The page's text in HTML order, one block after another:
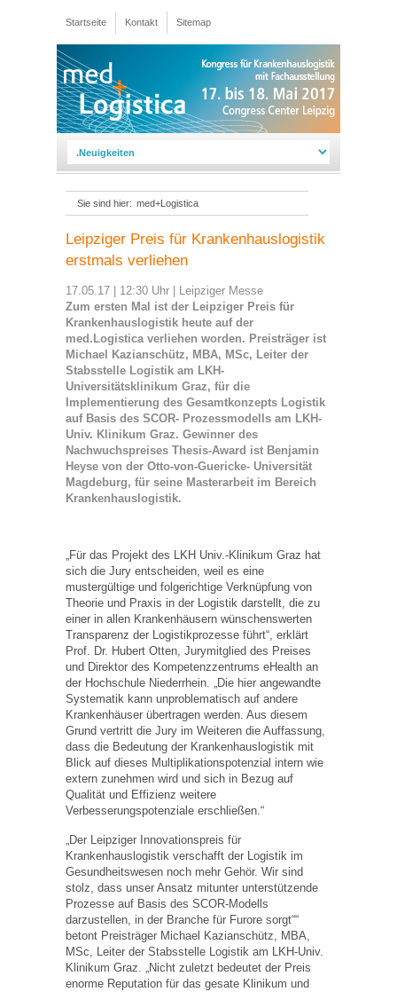
Startseite Kontakt Sitemap
Sie sind hier: med+Logistica
Leipziger Preis für Krankenhauslogistik
erstmals verliehen
17.05.17 | 12:30 Uhr
Leipziger Messe
Zum ersten Mal ist der Leipziger Preis für
Krankenhauslogistik heute auf der
med.Logistica verliehen worden. Preisträger ist
Michael Kazianschütz, MBA, MSc, Leiter der
Stabsstelle Logistik am LKH-
Universitätsklinikum Graz, für die
Implementierung des Gesamtkonzepts Logistik
auf Basis des SCOR- Prozessmodells am LKH-
Univ. Klinikum Graz. Gewinner des
Nachwuchspreises Thesis-Award ist Benjamin
Heyse von der Otto-von-Guericke- Universität
Magdeburg, für seine Masterarbeit im Bereich
Krankenhauslogistik.
„Für das Projekt des LKH Univ.-Klinikum Graz hat
sich die Jury entscheiden, weil es eine
mustergültige und folgerichtige Verknüpfung von
Theorie und Praxis in der Logistik darstellt, die zu
einer in allen Krankenhäusern wünschenswerten
Transparenz der Logistikprozesse führt“, erklärt
Prof. Dr. Hubert Otten, Jurymitglied des Preises
und Direktor des Kompetenzzentrums eHealth an
der Hochschule Niederrhein. „Die hier angewandte
Systematik kann unproblematisch auf andere
Krankenhäuser übertragen werden. Aus diesem
Grund vertritt die Jury im Weiteren die Auffassung,
dass die Bedeutung der Krankenhauslogistik mit
Blick auf dieses Multiplikationspotenzial intern wie
extern zunehmen wird und sich in Bezug auf
Qualität und Effizienz weitere
Verbesserungspotenziale erschließen.“
„Der Leipziger Innovationspreis für
Krankenhauslogistik verschafft der Logistik im
Gesundheitswesen noch mehr Gehör. Wir sind
stolz, dass unser Ansatz mitunter unterstützende
Prozesse auf Basis des SCOR-Modells
darzustellen, in der Branche für Furore sorgt““
betont Preisträger Michael Kazianschütz, MBA,
MSc, Leiter der Stabsstelle Logistik am LKH-Univ.
Klinikum Graz. „Nicht zuletzt bedeutet der Preis
enorme Reputation für das gesate Klinikum und